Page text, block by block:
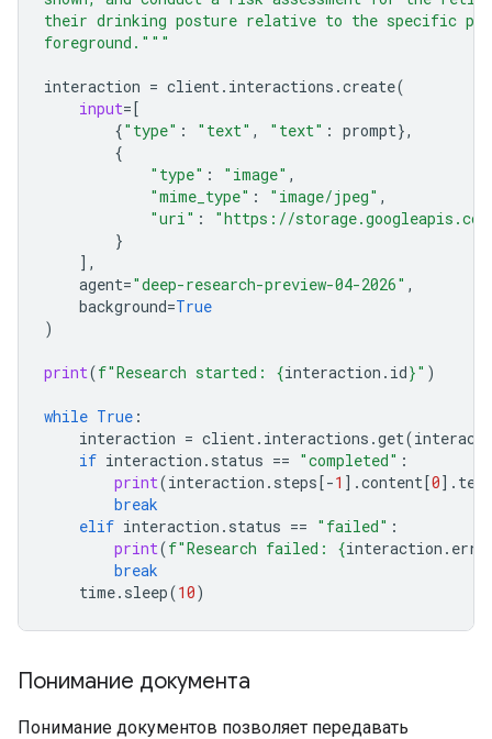
their drinking posture relative to the specific
foreground."""
interaction = client. interactions .create(
input=[
{"type" : "text" , "text" : prompt},
{
"type" : "image" ,
"mime_type" : "image/jpeg" ,
"uri" :
"https://
}
],
agent="deep-research-preview-04-2026" ,
background=True
)
print(f"Research started: {interaction . id}" )
while True :
interaction = client. interactions .get(
if interaction . status == "completed" :
print(interaction . steps[-1 ] .content[0] . text
break
elif interaction . status == "failed" :
print(f"Research failed: {interaction .
break
time. sleep(10)
Понимание документа
Понимание документов позволяет передавать